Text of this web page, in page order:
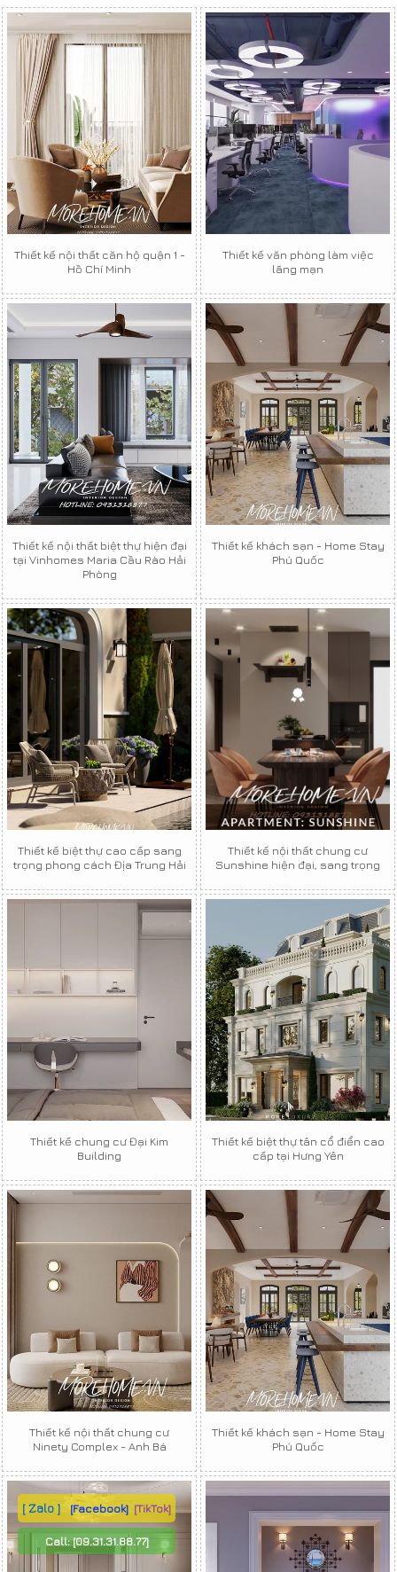
Thiết kế nội thất căn hộ quận 1 -
Hồ Chí Minh
Thiết kế văn phòng làm việc
lãng mạn
Thiết kế nội thất biệt thự hiện đại
tại Vinhomes Maria Cầu Rào Hải
Phòng
Thiết kế khách sạn - Home Stay
Phú Quốc
Thiết kế biệt thự cao cấp sang
trọng phong cách Địa Trung Hải
Thiết kế nội thất chung cư
Sunshine hiện đại, sang trọng
Thiết kế chung cư Đại Kim
Building
Thiết kế biệt thự tân cổ điển cao
cấp tại Hưng Yên
Thiết kế nội thất chung cư
Ninety Complex - Anh Bá
Thiết kế khách sạn - Home Stay
Phú Quốc
[ Zalo ] [Facebook] [TikTok]
Call:[09.31.31.88.77]